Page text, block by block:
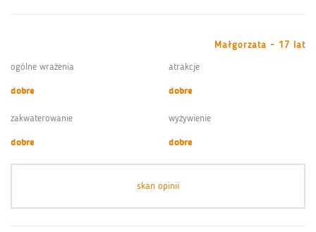
Małgorzata - 17 lat
ogólne wrażenia
dobre
atrakcje
dobre
zakwaterowanie
dobre
wyżywienie
dobre
skan opinii